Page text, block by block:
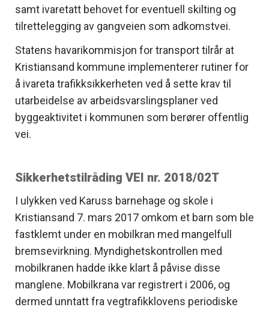
samt ivaretatt behovet for eventuell skilting og
tilrettelegging av gangveien som adkomstvei.
Statens havarikommisjon for transport tilrår at
Kristiansand kommune implementerer rutiner for
å ivareta trafikksikkerheten ved å sette krav til
utarbeidelse av arbeidsvarslingsplaner ved
byggeaktivitet i kommunen som berører offentlig
vei.
Sikkerhetstilråding VEI nr. 2018/02T
I ulykken ved Karuss barnehage og skole i
Kristiansand 7. mars 2017 omkom et barn som ble
fastklemt under en mobilkran med mangelfull
bremsevirkning. Myndighetskontrollen med
mobilkranen hadde ikke klart å påvise disse
manglene. Mobilkrana var registrert i 2006, og
dermed unntatt fra vegtrafikklovens periodiske